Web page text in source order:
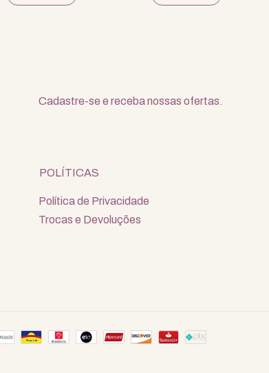
Cadastre-se e receba nossas ofertas.
POLÍTICAS
Política de Privacidade
Trocas e Devoluções